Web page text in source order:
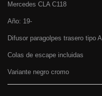
Mercedes CLA C118
Año: 19-
Difusor paragolpes trasero tipo
Colas de escape incluidas
Variante negro cromo